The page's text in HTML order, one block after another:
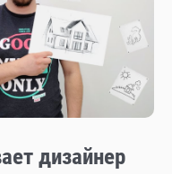
дизайнер